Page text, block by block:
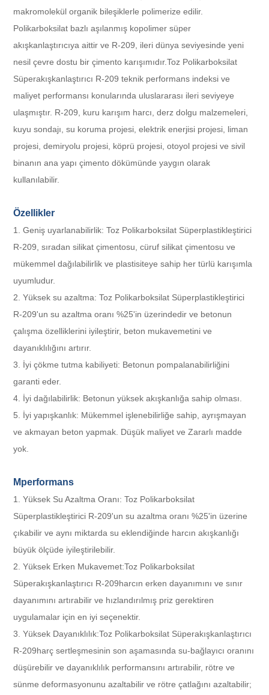
makromolekül organik bileşiklerle polimerize edilir.
Polikarboksilat bazlı aşılanmış kopolimer süper
akışkanlaştırıcıya aittir ve R-209, ileri dünya seviyesinde yeni
nesil çevre dostu bir çimento karışımıdır.Toz Polikarboksilat
Süperakışkanlaştırıcı R-209 teknik performans indeksi ve
maliyet performansı konularında uluslararası ileri seviyeye
ulaşmıştır. R-209, kuru karışım harcı, derz dolgu malzemeleri,
kuyu sondajı, su koruma projesi, elektrik enerjisi projesi, liman
projesi, demiryolu projesi, köprü projesi, otoyol projesi ve sivil
binanın ana yapı çimento dökümünde yaygın olarak
kullanılabilir.
Özellikler
1. Geniş uyarlanabilirlik: Toz Polikarboksilat Süperplastikleştirici
R-209, sıradan silikat çimentosu, cüruf silikat çimentosu ve
mükemmel dağılabilirlik ve plastisiteye sahip her türlü karışımla
uyumludur.
2. Yüksek su azaltma: Toz Polikarboksilat Süperplastikleştirici
R-209'un su azaltma oranı %25'in üzerindedir ve betonun
çalışma özelliklerini iyileştirir, beton mukavemetini ve
dayanıklılığını artırır.
3. İyi çökme tutma kabiliyeti: Betonun pompalanabilirliğini
garanti eder.
4. İyi dağılabilirlik: Betonun yüksek akışkanlığa sahip olması.
5. İyi yapışkanlık: Mükemmel işlenebilirliğe sahip, ayrışmayan
ve akmayan beton yapmak. Düşük maliyet ve Zararlı madde
yok.
Mperformans
1. Yüksek Su Azaltma Oranı: Toz Polikarboksilat
Süperplastikleştirici R-209'un su azaltma oranı %25'in üzerine
çıkabilir ve aynı miktarda su eklendiğinde harcın akışkanlığı
büyük ölçüde iyileştirilebilir.
2. Yüksek Erken Mukavemet:Toz Polikarboksilat
Süperakışkanlaştırıcı R-209harcın erken dayanımını ve sınır
dayanımını artırabilir ve hızlandırılmış priz gerektiren
uygulamalar için en iyi seçenektir.
3. Yüksek Dayanıklılık:Toz Polikarboksilat Süperakışkanlaştırıcı
R-209harç sertleşmesinin son aşamasında su-bağlayıcı oranını
düşürebilir ve dayanıklılık performansını artırabilir, rötre ve
sünme deformasyonunu azaltabilir ve rötre çatlağını azaltabilir;